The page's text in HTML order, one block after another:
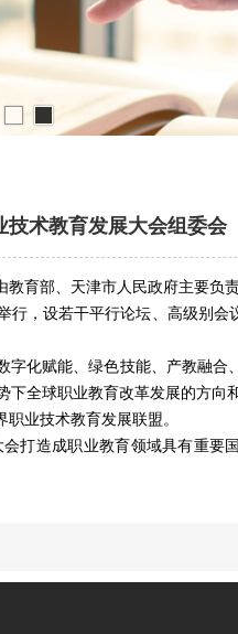
技术教育发展大会组委会
育部、天津市人民政府主要负
，设若干平行论坛、高级别
化赋能、绿色技能、产教融
全球职业教育改革发展的方向
业技术教育发展联盟。
打造成职业教育领域具有重要